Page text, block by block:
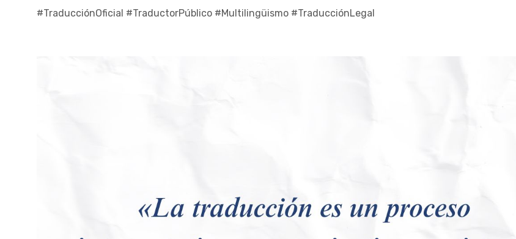
#TraducciónOficial #TraductorPúblico #Multilingüismo #TraducciónLegal